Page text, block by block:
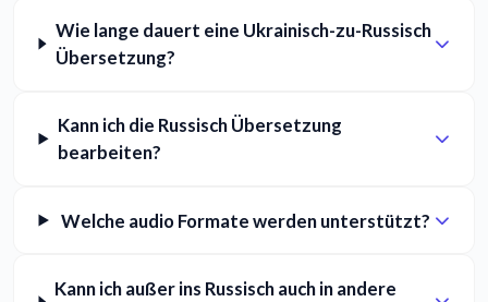
Wie lange dauert eine Ukrainisch-zu-Russisch
Übersetzung?
Kann ich die Russisch Übersetzung
bearbeiten?
Welche audio Formate werden unterstützt?
Kann ich außer ins Russisch auch in andere